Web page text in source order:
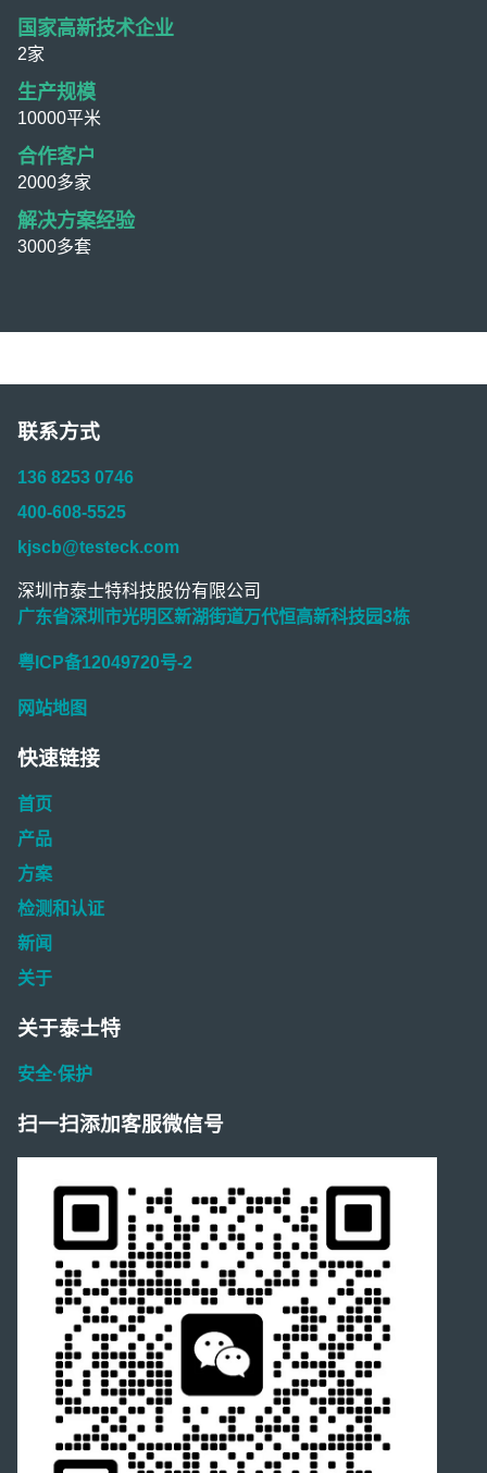
国家高新技术企业
2家
生产规模
10000平米
合作客户
2000多家
解决方案经验
3000多套
联系方式
136 8253 0746
400-608-5525
kjscb@testeck.com
深圳市泰士特科技股份有限公司
广东省深圳市光明区新湖街道万代恒高新科技园3栋
粤ICP备12049720号-2
网站地图
快速链接
首页
产品
方案
检测和认证
新闻
关于
关于泰士特
安全·保护
扫一扫添加客服微信号